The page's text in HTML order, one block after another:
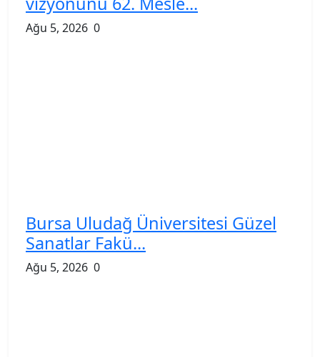
Ağu 5, 2026 0
Bursa Uludağ Üniversitesi Güzel
Sanatlar Fakü...
Ağu 5, 2026 0